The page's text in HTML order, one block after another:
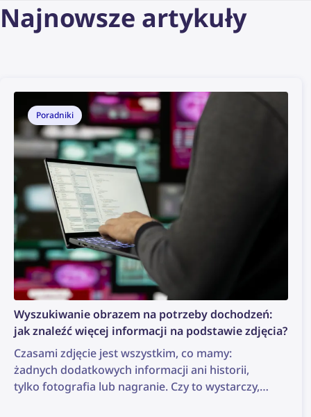
Najnowsze artykuły
Poradniki
Wyszukiwanie obrazem na potrzeby dochodzeń:
jak znaleźć więcej informacji na podstawie zdjęcia?
Czasami zdjęcie jest wszystkim, co mamy:
żadnych dodatkowych informacji ani historii,
tylko fotografia lub nagranie. Czy to wystarczy,